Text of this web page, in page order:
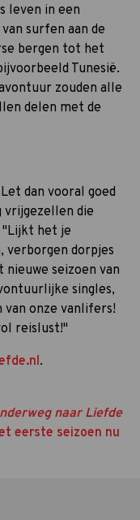
leven in een
surfen aan de
bergen tot het
Tunesië.
zouden alle
delen met de
dan vooral goed
vrijgezellen die
"Lijkt het je
verborgen dorpjes
seizoen van
singles,
onze vanlifers!
reislust!"
.
naar Liefde
eerste seizoen nu